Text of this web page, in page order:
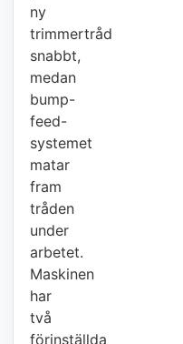
ny
trimmertråd
snabbt,
medan
bump-
feed-
systemet
matar
fram
tråden
under
arbetet.
Maskinen
har
två
förinställda